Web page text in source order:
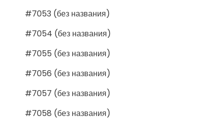
#7053 (без названия)
#7054 (без названия)
#7055 (без названия)
#7056 (без названия)
#7057 (без названия)
#7058 (без названия)